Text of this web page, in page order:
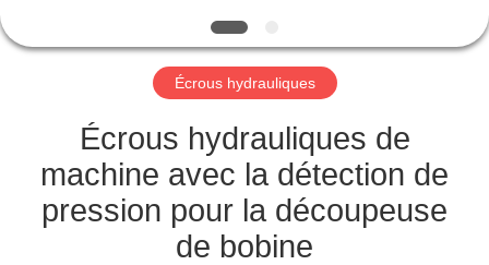
VISITE
CONTRÔLE
Écrous hydrauliques
Écrous hydrauliques de
machine avec la détection de
pression pour la découpeuse
de bobine